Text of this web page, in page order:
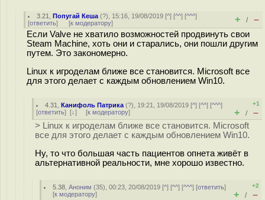
3.21 ,Попугай Кеша (?), 15:16, 19/08/2019 [^] [^^] [^^^]
[ответить] [к модератору] + / –
Если Valve не хватило возможностей продвинуть свои
Steam Machine, хоть они и старались, они пошли другим
путем. Это закономерно.
Linux к игроделам ближе все становится. Microsoft все
для этого делает с каждым обновлением Win10.
4.31 ,Канифоль Патрика (?), 19:21, 19/08/2019 [^] [^^] [^^^]
[ответить] [↓] [к модератору]
+1
+ / –
> Linux к игроделам ближе все становится. Microsoft
все для этого делает с каждым обновлением Win10.
Ну, то что большая часть пациентов опнета живёт в
альтернативной реальности, мне хорошо известно.
5.38 ,Аноним (35), 00:23, 20/08/2019 [^] [^^] [^^^] [ответить]
[к модератору]
+2
+ / –